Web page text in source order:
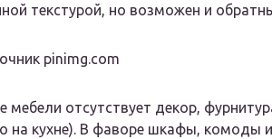
текстурой, но возможен и
pinimg.com
мебели отсутствует декор,
на кухне). В фаворе шкафы,